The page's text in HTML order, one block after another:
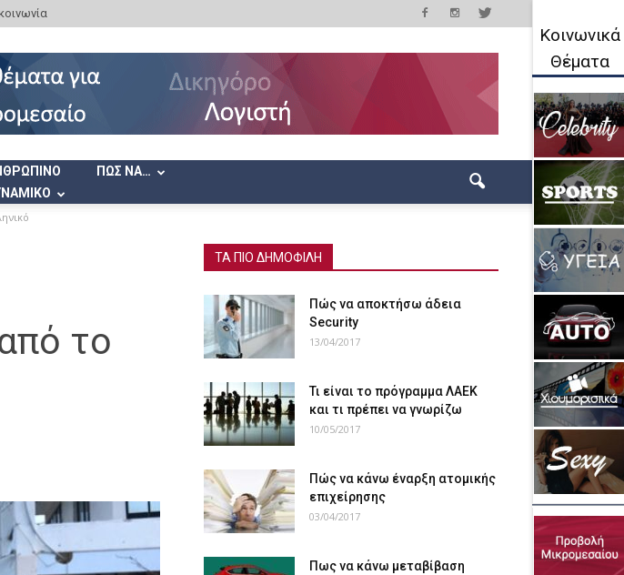
ΠΩΣ ΝΑ…
το
ΤΑ ΠΙΟ ΔΗΜΟΦΙΛΗ
Πώς να αποκτήσω άδεια
Security
13/04/2017
Τι είναι το πρόγραμμα ΛΑΕΚ
και τι πρέπει να γνωρίζω
10/05/2017
Πώς να κάνω έναρξη ατομικής
επιχείρησης
03/04/2017
Πως να κάνω μεταβίβαση
Κοινωνικά
Θέματα